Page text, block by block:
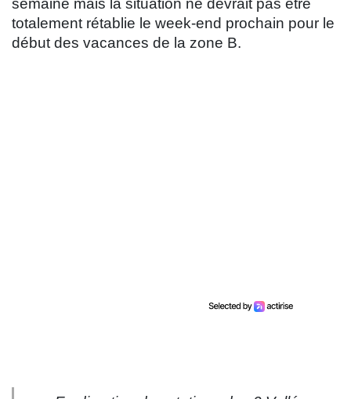
semaine mais la situation ne devrait pas être
totalement rétablie le week-end prochain pour le
début des vacances de la zone B.